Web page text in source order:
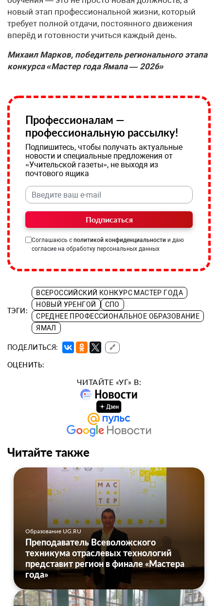
новый этап профессиональной жизни, который
требует полной отдачи, постоянного движения
вперёд и готовности учиться каждый день.
Михаил Марков, победитель регионального этапа
конкурса «Мастер года Ямала — 2026»
Профессионалам —
профессиональную рассылку!
Подпишитесь, чтобы получать актуальные
новости и специальные предложения от
«Учительской газеты», не выходя из
почтового ящика
Подписаться
Соглашаюсь с политикой конфиденциальности и даю
согласие на обработку персональных данных
ТЭГИ:
ВСЕРОССИЙСКИЙ КОНКУРС МАСТЕР ГОДА
НОВЫЙ УРЕНГОЙ
СПО
СРЕДНЕЕ ПРОФЕССИОНАЛЬНОЕ ОБРАЗОВАНИЕ
ЯМАЛ
ПОДЕЛИТЬСЯ: 🔗
ОЦЕНИТЬ:
ЧИТАЙТЕ «УГ» В:
Читайте также
Образование UG.RU
Преподаватель Всеволожского
техникума отраслевых технологий
представит регион в финале «Мастера
года»